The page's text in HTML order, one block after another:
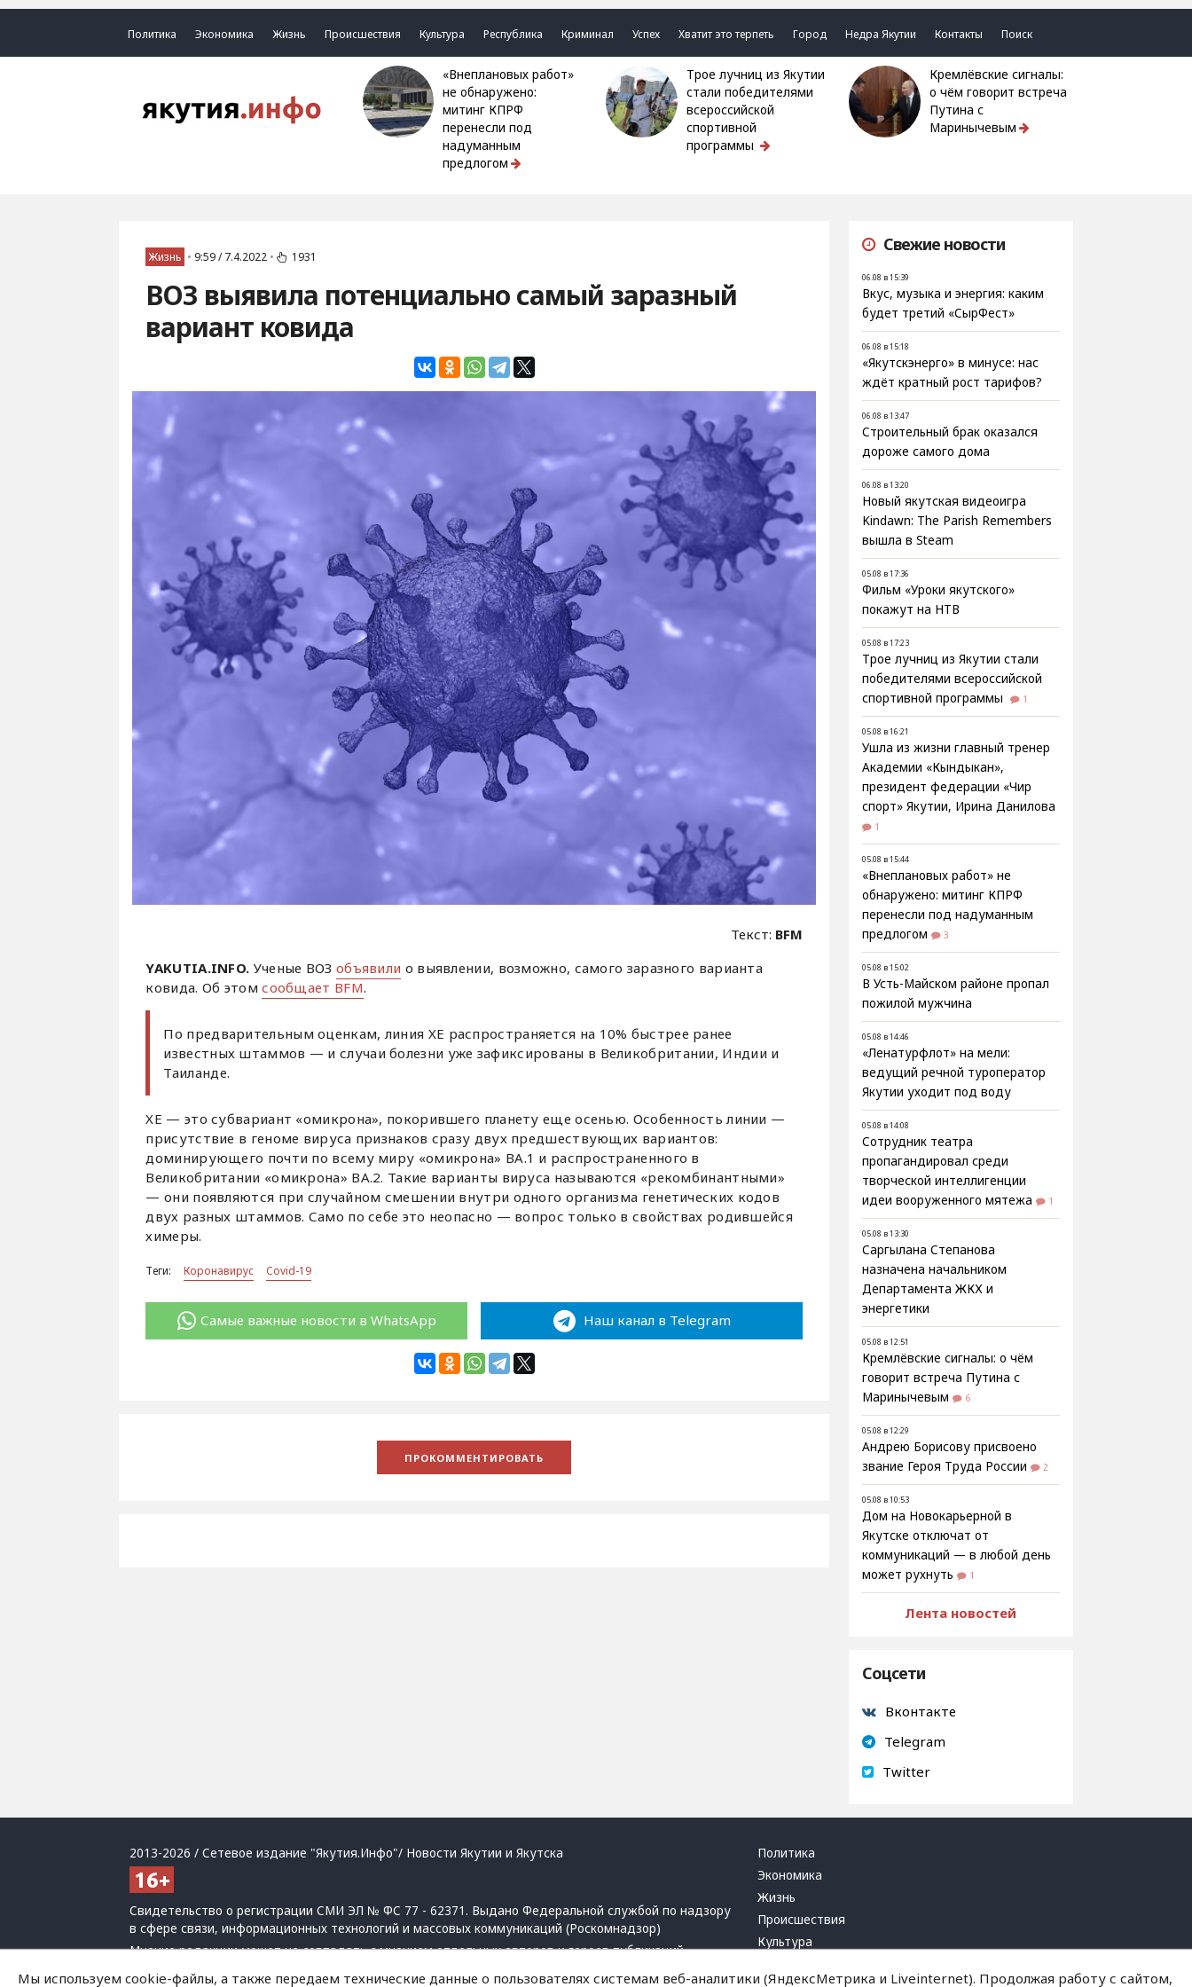
Политика Экономика Жизнь Происшествия Культура Республика Криминал Успех Хватит это терпеть Город Недра Якутии Контакты Поиск
«Внеплановых работ»
не обнаружено:
митинг КПРФ
перенесли под
надуманным
предлогом
Трое лучниц из Якутии
стали победителями
всероссийской
спортивной
программы
Кремлёвские сигналы:
о чём говорит встреча
Путина с
Маринычевым
Жизнь • 9:59 / 7.4.2022 • 1931
ВОЗ выявила потенциально самый заразный
вариант ковида
Текст: BFM
YAKUTIA.INFO. Ученые ВОЗ объявили о выявлении, возможно, самого заразного варианта
ковида. Об этомсообщает BFM.
По предварительным оценкам, линия XE распространяется на 10% быстрее ранее
известных штаммов — и случаи болезни уже зафиксированы в Великобритании, Индии и
Таиланде.
XE — это субвариант «омикрона», покорившего планету еще осенью. Особенность линии —
присутствие в геноме вируса признаков сразу двух предшествующих вариантов:
доминирующего почти по всему миру «омикрона» BA.1 и распространенного в
Великобритании «омикрона» BA.2. Такие варианты вируса называются «рекомбинантными»
— они появляются при случайном смешении внутри одного организма генетических кодов
двух разных штаммов. Само по себе это неопасно — вопрос только в свойствах родившейся
химеры.
Теги: Коронавирус Covid-19
Самые важные новости в WhatsApp Наш канал в Telegram
Свежие новости
06.08 в 15:39
Вкус, музыка и энергия: каким
будет третий «СырФест»
06.08 в 15:18
«Якутскэнерго» в минусе: нас
ждёт кратный рост тарифов?
06.08 в 13:47
Строительный брак оказался
дороже самого дома
06.08 в 13:20
Новый якутская видеоигра
Kindawn: The Parish Remembers
вышла в Steam
05.08 в 17:36
Фильм «Уроки якутского»
покажут на НТВ
05.08 в 17:23
Трое лучниц из Якутии стали
победителями всероссийской
спортивной программы
1
05.08 в 16:21
Ушла из жизни главный тренер
Академии «Кындыкан»,
президент федерации «Чир
спорт» Якутии, Ирина Данилова
1
05.08 в 15:44
«Внеплановых работ» не
обнаружено: митинг КПРФ
перенесли под надуманным
предлогом
3
05.08 в 15:02
В Усть-Майском районе пропал
пожилой мужчина
05.08 в 14:46
«Ленатурфлот» на мели:
ведущий речной туроператор
Якутии уходит под воду
05.08 в 14:08
Сотрудник театра
пропагандировал среди
творческой интеллигенции
идеи вооруженного мятежа
1
05.08 в 13:30
Саргылана Степанова
назначена начальником
Департамента ЖКХ и
энергетики
05.08 в 12:51
Кремлёвские сигналы: о чём
говорит встреча Путина с
Маринычевым
6
05.08 в 12:29
Андрею Борисову присвоено
звание Героя Труда России
2
05.08 в 10:53
Дом на Новокарьерной в
Якутске отключат от
коммуникаций — в любой день
может рухнуть
1
Лента новостей
Соцсети
Вконтакте
Telegram
Twitter
2013-2026 / Сетевое издание "Якутия.Инфо"/ Новости Якутии и Якутска
Свидетельство о регистрации СМИ ЭЛ № ФС 77 - 62371. Выдано Федеральной службой по надзору
в сфере связи, информационных технологий и массовых коммуникаций (Роскомнадзор)
Мнение редакции может не совпадать с мнением отдельных авторов и героев публикаций.
При использовании материалов обязательна активная ссылка на сайт.
Политика
Экономика
Жизнь
Происшествия
Культура
Мы используем cookie-файлы, а также передаем технические данные о пользователях системам веб-аналитики (ЯндексМетрика и Liveinternet). Продолжая работу с сайтом,